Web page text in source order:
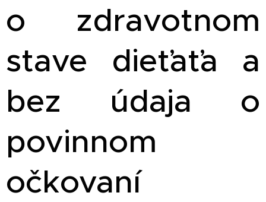
o zdravotnom
stave dieťaťa a
bez údaja o
povinnom
očkovaní